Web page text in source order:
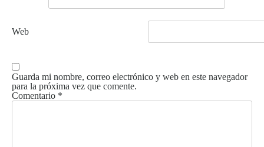
Web
Guarda mi nombre, correo electrónico y web en este navegador
para la próxima vez que comente.
Comentario *